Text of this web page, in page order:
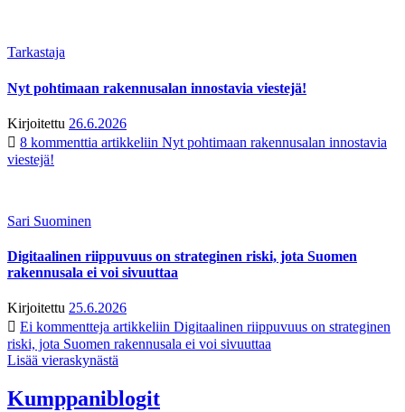
Tarkastaja
Nyt pohtimaan rakennusalan innostavia viestejä!
Kirjoitettu 26.6.2026
8 kommenttia artikkeliin Nyt pohtimaan rakennusalan innostavia
viestejä!
Sari Suominen
Digitaalinen riippuvuus on strateginen riski, jota Suomen
rakennusala ei voi sivuuttaa
Kirjoitettu 25.6.2026
Ei kommentteja artikkeliin Digitaalinen riippuvuus on strateginen
riski, jota Suomen rakennusala ei voi sivuuttaa
Lisää vieraskynästä
Kumppaniblogit